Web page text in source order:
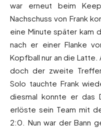
war erneut beim
Nachschuss von Frank
eine Minute später kam
nach er einer Flanke
Kopfball nur an die Latte.
doch der zweite
Solo tauchte Frank
diesmal konnte er das
erlöste sein Team mit
2:0. Nun war der Bann